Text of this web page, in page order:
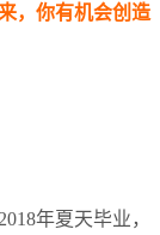
，你有机会创造
年夏天毕业，